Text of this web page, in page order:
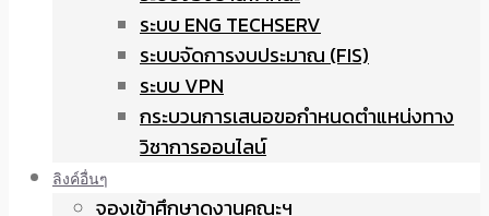
ระบบ ENG TECHSERV
ระบบจัดการงบประมาณ (FIS)
ระบบ VPN
กระบวนการเสนอขอกำหนดตำแหน่งทาง
วิชาการออนไลน์
ลิงค์อื่นๆ
จองเข้าศึกษาดูงานคณะฯ